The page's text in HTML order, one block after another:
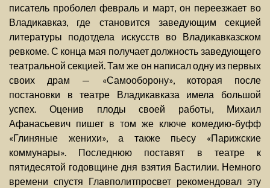
писатель проболел февраль и март, он переезжает во
Владикавказ, где становится заведующим секцией
литературы подотдела искусств во Владикавказском
ревкоме. С конца мая получает должность заведующего
театральной секцией. Там же он написал одну из первых
своих драм — «Самооборону», которая после
постановки в театре Владикавказа имела большой
успех. Оценив плоды своей работы, Михаил
Афанасьевич пишет в том же ключе комедию-буфф
«Глиняные женихи», а также пьесу «Парижские
коммунары». Последнюю поставят в театре к
пятидесятой годовщине дня взятия Бастилии. Немного
времени спустя Главполитпросвет рекомендовал эту